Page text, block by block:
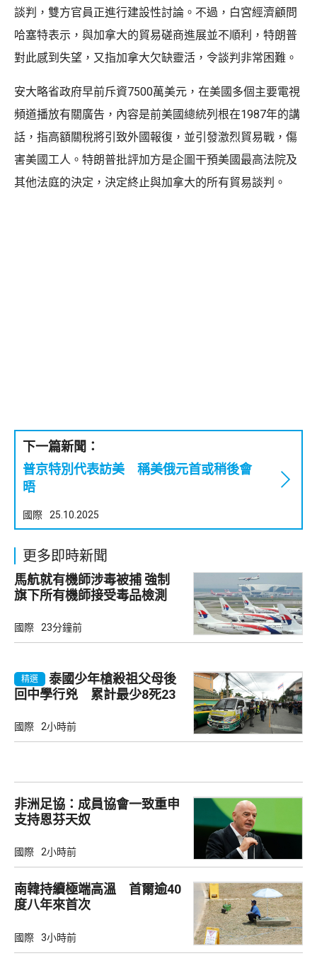
談判，雙方官員正進行建設性討論。不過，白宮經濟顧問
哈塞特表示，與加拿大的貿易磋商進展並不順利，特朗普
對此感到失望，又指加拿大欠缺靈活，令談判非常困難。
安大略省政府早前斥資7500萬美元，在美國多個主要電視
頻道播放有關廣告，內容是前美國總統列根在1987年的講
話，指高額關稅將引致外國報復，並引發激烈貿易戰，傷
害美國工人。特朗普批評加方是企圖干預美國最高法院及
其他法庭的決定，決定終止與加拿大的所有貿易談判。
下一篇新聞：
普京特別代表訪美 稱美俄元首或稍後會
晤
國際 25.10.2025
更多即時新聞
馬航就有機師涉毒被捕 強制
旗下所有機師接受毒品檢測
國際 23分鐘前
精選
泰國少年槍殺祖父母後
回中學行兇 累計最少8死23
國際 2小時前
非洲足協：成員協會一致重申
支持恩芬天奴
國際 2小時前
南韓持續極端高溫 首爾逾40
度八年來首次
國際 3小時前